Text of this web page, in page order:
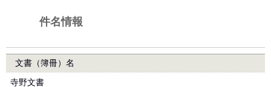
件名情報
文書（簿冊）名
寺野文書